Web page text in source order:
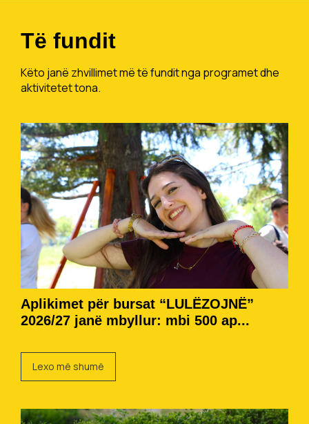
Të fundit
Këto janë zhvillimet më të fundit nga programet dhe
aktivitetet tona.
Aplikimet për bursat “LULËZOJNË”
2026/27 janë mbyllur: mbi 500 ap...
Lexo më shumë